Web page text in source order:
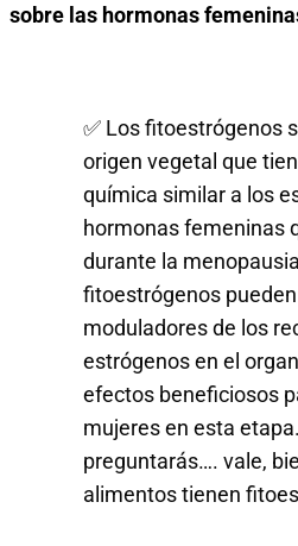
sobre las hormonas
✅ Los fitoestrógenos
origen vegetal que
química similar a los
hormonas femeninas
durante la
fitoestrógenos
moduladores de los
estrógenos en el
efectos beneficiosos
mujeres en esta
preguntarás…. vale,
alimentos tienen